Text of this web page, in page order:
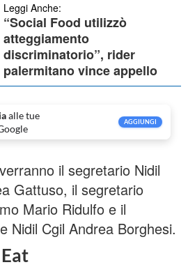
Leggi Anche:
“Social Food utilizzò
atteggiamento
discriminatorio”, rider
palermitano vince appello
alle tue
AGGIUNGI
il segretario Nidil
Gattuso, il segretario
Mario Ridulfo e il
Nidil Cgil Andrea Borghesi.